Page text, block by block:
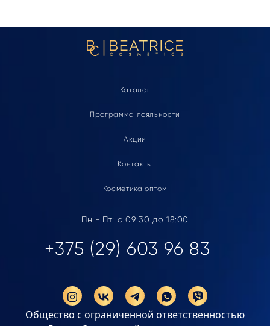
Каталог
Программа лояльности
Акции
Контакты
Косметика оптом
Пн - Пт: с 09:30 до 18:00
+375 (29) 603 96 83
Общество с ограниченной ответственностью